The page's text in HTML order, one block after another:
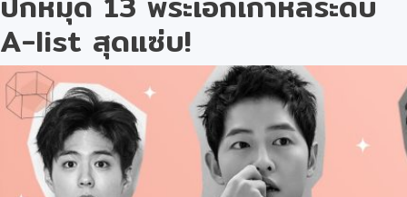
A-list สุดแซ่บ!